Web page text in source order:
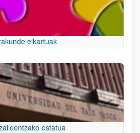
elkartuak
ostatua